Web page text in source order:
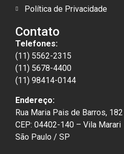
Política de Privacidade
Contato
Telefones:
(11) 5562-2315
(11) 5678-4400
(11) 98414-0144
Endereço:
Rua Maria Pais de Barros, 182
CEP: 04402-140 – Vila Marari
São Paulo / SP